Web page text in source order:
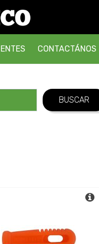
CONTACTÁNOS